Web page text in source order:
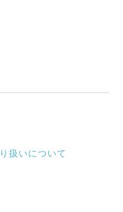
扱いについて